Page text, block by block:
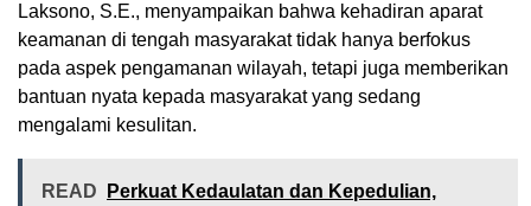
Laksono, S.E., menyampaikan bahwa kehadiran aparat
keamanan di tengah masyarakat tidak hanya berfokus
pada aspek pengamanan wilayah, tetapi juga memberikan
bantuan nyata kepada masyarakat yang sedang
mengalami kesulitan.
READ
Perkuat Kedaulatan dan Kepedulian,